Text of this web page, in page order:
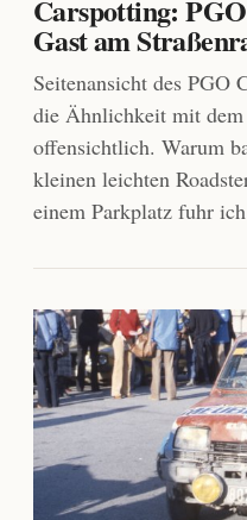
Carspotting:
Gast am
Seitenansicht des PGO
die Ähnlichkeit mit dem
offensichtlich. Warum
kleinen leichten
einem Parkplatz fuhr